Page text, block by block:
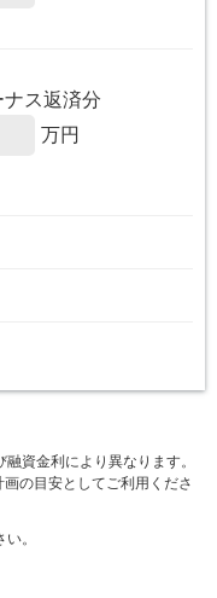
ス返済分
万円
資金利により異なります。
の目安としてご利用くださ
。